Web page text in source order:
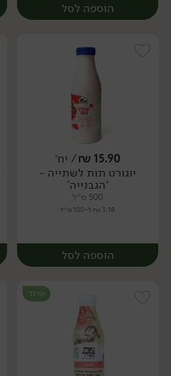
הוספה לסל
יח׳
15.90
₪/ יח׳
יוגורט תות לשתייה -
'הגבנייה'
500 מ״ל
3.18 ₪ ל-100 מ״ל
הוספה לסל
אורגני